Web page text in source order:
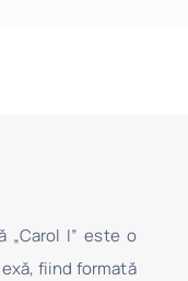
„Carol I” este o
fiind formată